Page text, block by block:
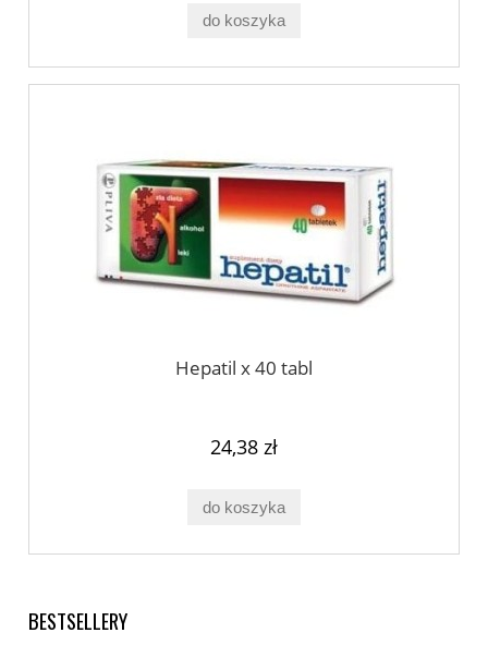
do koszyka
Hepatil x 40 tabl
24,38 zł
do koszyka
BESTSELLERY